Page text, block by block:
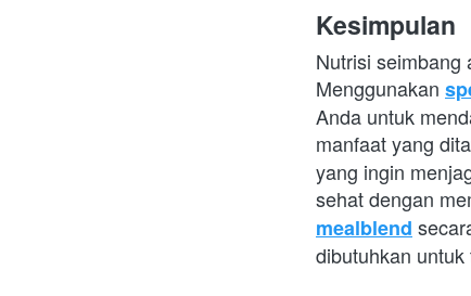
Kesimpulan
Nutrisi seimbang
Menggunakan
Anda untuk
manfaat yang
yang ingin
sehat dengan
mealblend
dibutuhkan